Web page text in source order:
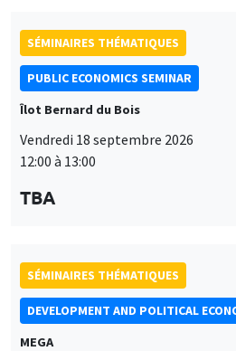
SÉMINAIRES THÉMATIQUES
PUBLIC ECONOMICS SEMINAR
Îlot Bernard du Bois
Vendredi 18 septembre 2026
12:00 à 13:00
TBA
SÉMINAIRES THÉMATIQUES
DEVELOPMENT AND POLITICAL
MEGA